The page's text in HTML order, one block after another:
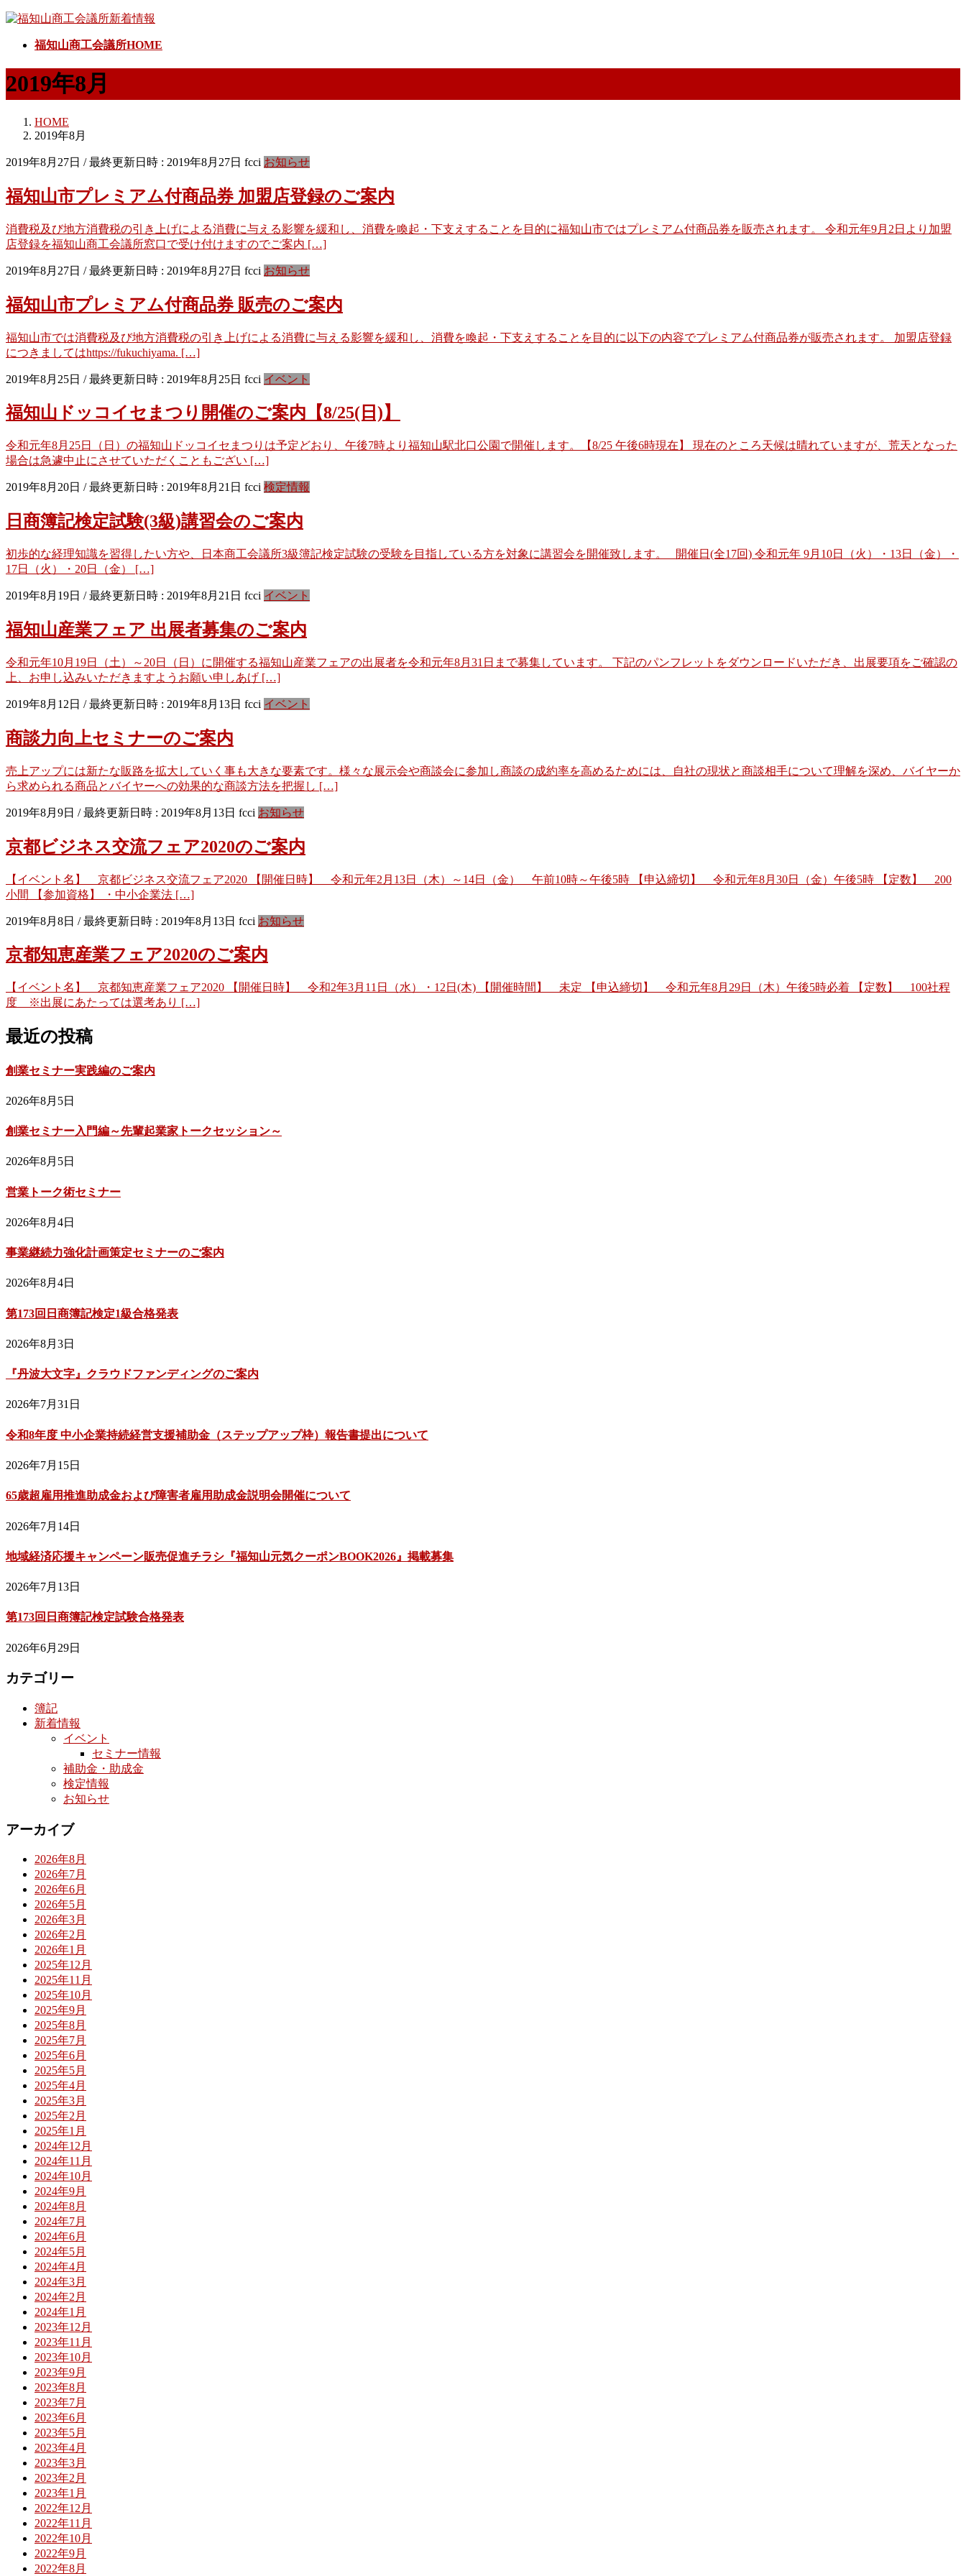
コ
ツ
へ
ナ
シ
ョ
福知山商工会議所HOME
2019年8月
HOME
2019年8月
2019年8月27日 / 最終更新日時 : 2019年8月27日 fcci お知らせ
福知山市プレミアム付商品券 加盟店登録のご案内
消費税及び地方消費税の引き上げによる消費に与える影響を緩和し、消費を喚起・下支えすることを目的に福知山市ではプレミアム付商品券を販売されます。 令和元年9月2日より加盟
店登録を福知山商工会議所窓口で受け付けますのでご案内 […]
2019年8月27日 / 最終更新日時 : 2019年8月27日 fcci お知らせ
福知山市プレミアム付商品券 販売のご案内
福知山市では消費税及び地方消費税の引き上げによる消費に与える影響を緩和し、消費を喚起・下支えすることを目的に以下の内容でプレミアム付商品券が販売されます。 加盟店登録
につきましてはhttps://fukuchiyama. […]
2019年8月25日 / 最終更新日時 : 2019年8月25日 fcci イベント
福知山ドッコイセまつり開催のご案内【8/25(日)】
令和元年8月25日（日）の福知山ドッコイセまつりは予定どおり、午後7時より福知山駅北口公園で開催します。【8/25 午後6時現在】 現在のところ天候は晴れていますが、荒天となった
場合は急遽中止にさせていただくこともござい […]
2019年8月20日 / 最終更新日時 : 2019年8月21日 fcci 検定情報
日商簿記検定試験(3級)講習会のご案内
初歩的な経理知識を習得したい方や、日本商工会議所3級簿記検定試験の受験を目指している方を対象に講習会を開催致します。 開催日(全17回) 令和元年 9月10日（火）・13日（金）・
17日（火）・20日（金） […]
2019年8月19日 / 最終更新日時 : 2019年8月21日 fcci イベント
福知山産業フェア 出展者募集のご案内
令和元年10月19日（土）～20日（日）に開催する福知山産業フェアの出展者を令和元年8月31日まで募集しています。 下記のパンフレットをダウンロードいただき、出展要項をご確認の
上、お申し込みいただきますようお願い申しあげ […]
2019年8月12日 / 最終更新日時 : 2019年8月13日 fcci イベント
商談力向上セミナーのご案内
売上アップには新たな販路を拡大していく事も大きな要素です。様々な展示会や商談会に参加し商談の成約率を高めるためには、自社の現状と商談相手について理解を深め、バイヤーか
ら求められる商品とバイヤーへの効果的な商談方法を把握し […]
2019年8月9日 / 最終更新日時 : 2019年8月13日 fcci お知らせ
京都ビジネス交流フェア2020のご案内
【イベント名】 京都ビジネス交流フェア2020 【開催日時】 令和元年2月13日（木）～14日（金） 午前10時～午後5時 【申込締切】 令和元年8月30日（金）午後5時 【定数】 200
小間 【参加資格】 ・中小企業法 […]
2019年8月8日 / 最終更新日時 : 2019年8月13日 fcci お知らせ
京都知恵産業フェア2020のご案内
【イベント名】 京都知恵産業フェア2020 【開催日時】 令和2年3月11日（水）・12日(木) 【開催時間】 未定 【申込締切】 令和元年8月29日（木）午後5時必着 【定数】 100社程
度 ※出展にあたっては選考あり […]
最近の投稿
創業セミナー実践編のご案内
2026年8月5日
創業セミナー入門編～先輩起業家トークセッション～
2026年8月5日
営業トーク術セミナー
2026年8月4日
事業継続力強化計画策定セミナーのご案内
2026年8月4日
第173回日商簿記検定1級合格発表
2026年8月3日
『丹波大文字』クラウドファンディングのご案内
2026年7月31日
令和8年度 中小企業持続経営支援補助金（ステップアップ枠）報告書提出について
2026年7月15日
65歳超雇用推進助成金および障害者雇用助成金説明会開催について
2026年7月14日
地域経済応援キャンペーン販売促進チラシ『福知山元気クーポンBOOK2026』掲載募集
2026年7月13日
第173回日商簿記検定試験合格発表
2026年6月29日
カテゴリー
簿記
新着情報
イベント
セミナー情報
補助金・助成金
検定情報
お知らせ
アーカイブ
2026年8月
2026年7月
2026年6月
2026年5月
2026年3月
2026年2月
2026年1月
2025年12月
2025年11月
2025年10月
2025年9月
2025年8月
2025年7月
2025年6月
2025年5月
2025年4月
2025年3月
2025年2月
2025年1月
2024年12月
2024年11月
2024年10月
2024年9月
2024年8月
2024年7月
2024年6月
2024年5月
2024年4月
2024年3月
2024年2月
2024年1月
2023年12月
2023年11月
2023年10月
2023年9月
2023年8月
2023年7月
2023年6月
2023年5月
2023年4月
2023年3月
2023年2月
2023年1月
2022年12月
2022年11月
2022年10月
2022年9月
2022年8月